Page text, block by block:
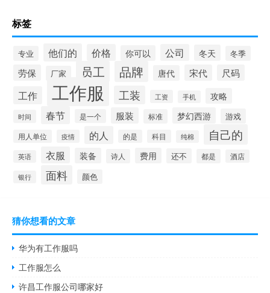
标签
专业 他们的 价格 你可以 公司 冬天 冬季
劳保 厂家 员工 品牌 唐代 宋代 尺码
工作 工作服 工装 工资 手机 攻略
时间 春节 是一个 服装 标准 梦幻西游 游戏
用人单位 疫情 的人 的是 科目 纯棉 自己的
英语 衣服 装备 诗人 费用 还不 都是 酒店
银行 面料 颜色
猜你想看的文章
华为有工作服吗
工作服怎么
许昌工作服公司哪家好